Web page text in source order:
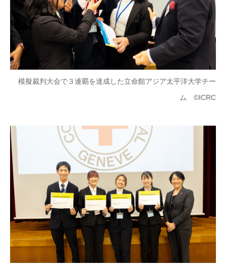
模擬裁判大会で３連覇を達成した立命館アジア太平洋大学チー
ム ©ICRC